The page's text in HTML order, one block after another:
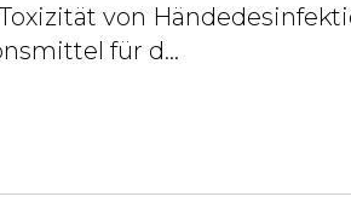
von
für d...